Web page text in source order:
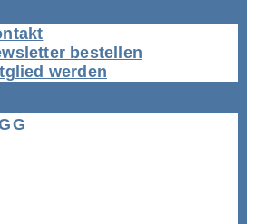
bestellen
werden